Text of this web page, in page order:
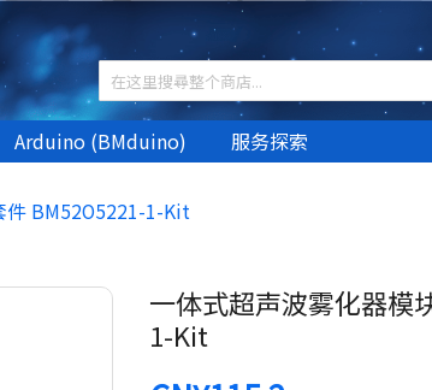
Arduino (BMduino) 服务探索
件 BM52O5221-1-Kit
一体式超声波雾化器模
1-Kit